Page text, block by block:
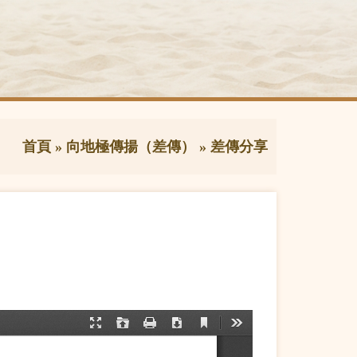
首頁 » 向地極傳揚（差傳） »差傳分享